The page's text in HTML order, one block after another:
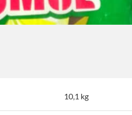
10,1 kg